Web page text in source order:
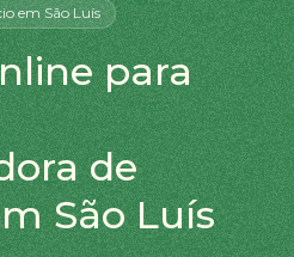
em São Luís
para
de
São Luís